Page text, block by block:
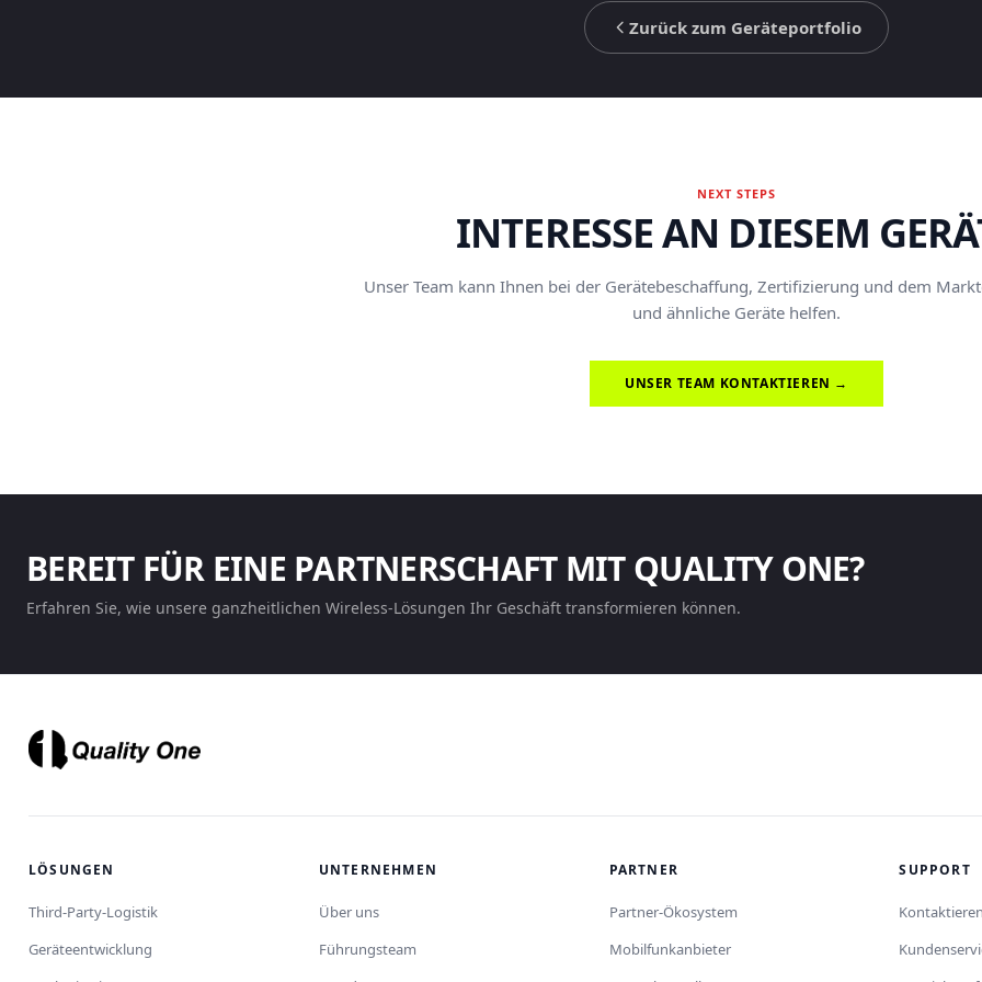
Zurück zum Geräteportfolio
NEXT STEPS
INTERESSE AN DIESEM
Unser Team kann Ihnen bei der Gerätebeschaffung, Zertifizierung und dem
und ähnliche Geräte helfen.
UNSER TEAM KONTAKTIEREN →
BEREIT FÜR EINE PARTNERSCHAFT MIT QUALITY ONE?
Erfahren Sie, wie unsere ganzheitlichen Wireless-Lösungen Ihr Geschäft transformieren können.
LÖSUNGEN
Third-Party-Logistik
Geräteentwicklung
UNTERNEHMEN
Über uns
Führungsteam
PARTNER
Partner-Ökosystem
Mobilfunkanbieter
SUPPORT